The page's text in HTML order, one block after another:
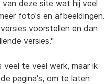
deze site wat hij veel
foto's en afbeeldingen.
voorstellen en dan
versies."
veel te veel werk, maar ik
pagina's, om te laten